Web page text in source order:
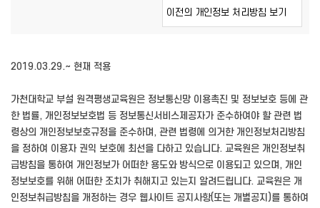
2019.03.29.~ 현재 적용
가천대학교 부설 원격평생교육원은 정보통신망 이용촉진 및 정보보호 등에 관
한 법률, 개인정보보호법 등 정보통신서비스제공자가 준수하여야 할 관련 법
령상의 개인정보보호규정을 준수하며, 관련 법령에 의거한 개인정보처리방침
을 정하여 이용자 권익 보호에 최선을 다하고 있습니다. 교육원은 개인정보취
급방침을 통하여 개인정보가 어떠한 용도와 방식으로 이용되고 있으며, 개인
정보보호를 위해 어떠한 조치가 취해지고 있는지 알려드립니다. 교육원은 개
인정보취급방침을 개정하는 경우 웹사이트 공지사항(또는 개별공지)를 통하여